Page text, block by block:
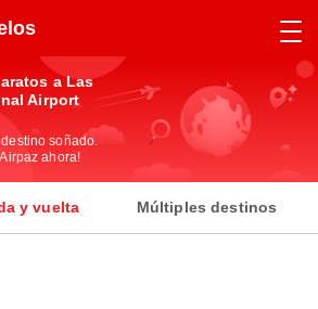
a Las
Airport
soñado.
ahora!
y vuelta Múltiples destinos